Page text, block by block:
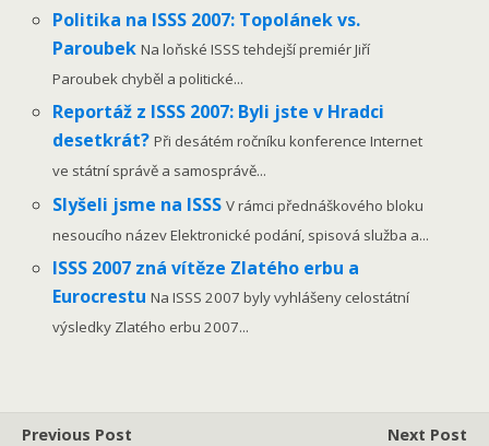
Politika na ISSS 2007: Topolánek vs.
ParoubekNa loňské ISSS tehdejší premiér Jiří
Paroubek chyběl a politické...
Reportáž z ISSS 2007: Byli jste v Hradci
desetkrát?Při desátém ročníku konference Internet
ve státní správě a samosprávě...
Slyšeli jsme na ISSSV rámci přednáškového bloku
nesoucího název Elektronické podání, spisová služba a...
ISSS 2007 zná vítěze Zlatého erbu a
EurocrestuNa ISSS 2007 byly vyhlášeny celostátní
výsledky Zlatého erbu 2007...
Previous Post
Next Post